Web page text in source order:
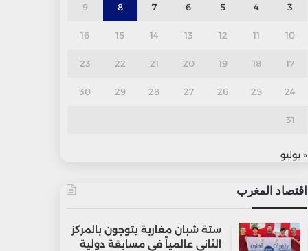
3
4
5
6
7
8
9
10
11
12
13
14
15
16
17
18
19
20
21
22
23
24
25
26
27
28
29
30
31
« يوليو
اقتصاد المغرب
ستة شبان مغاربة يتوجون بالمركز
الثاني عالمياً في مسابقة دولية